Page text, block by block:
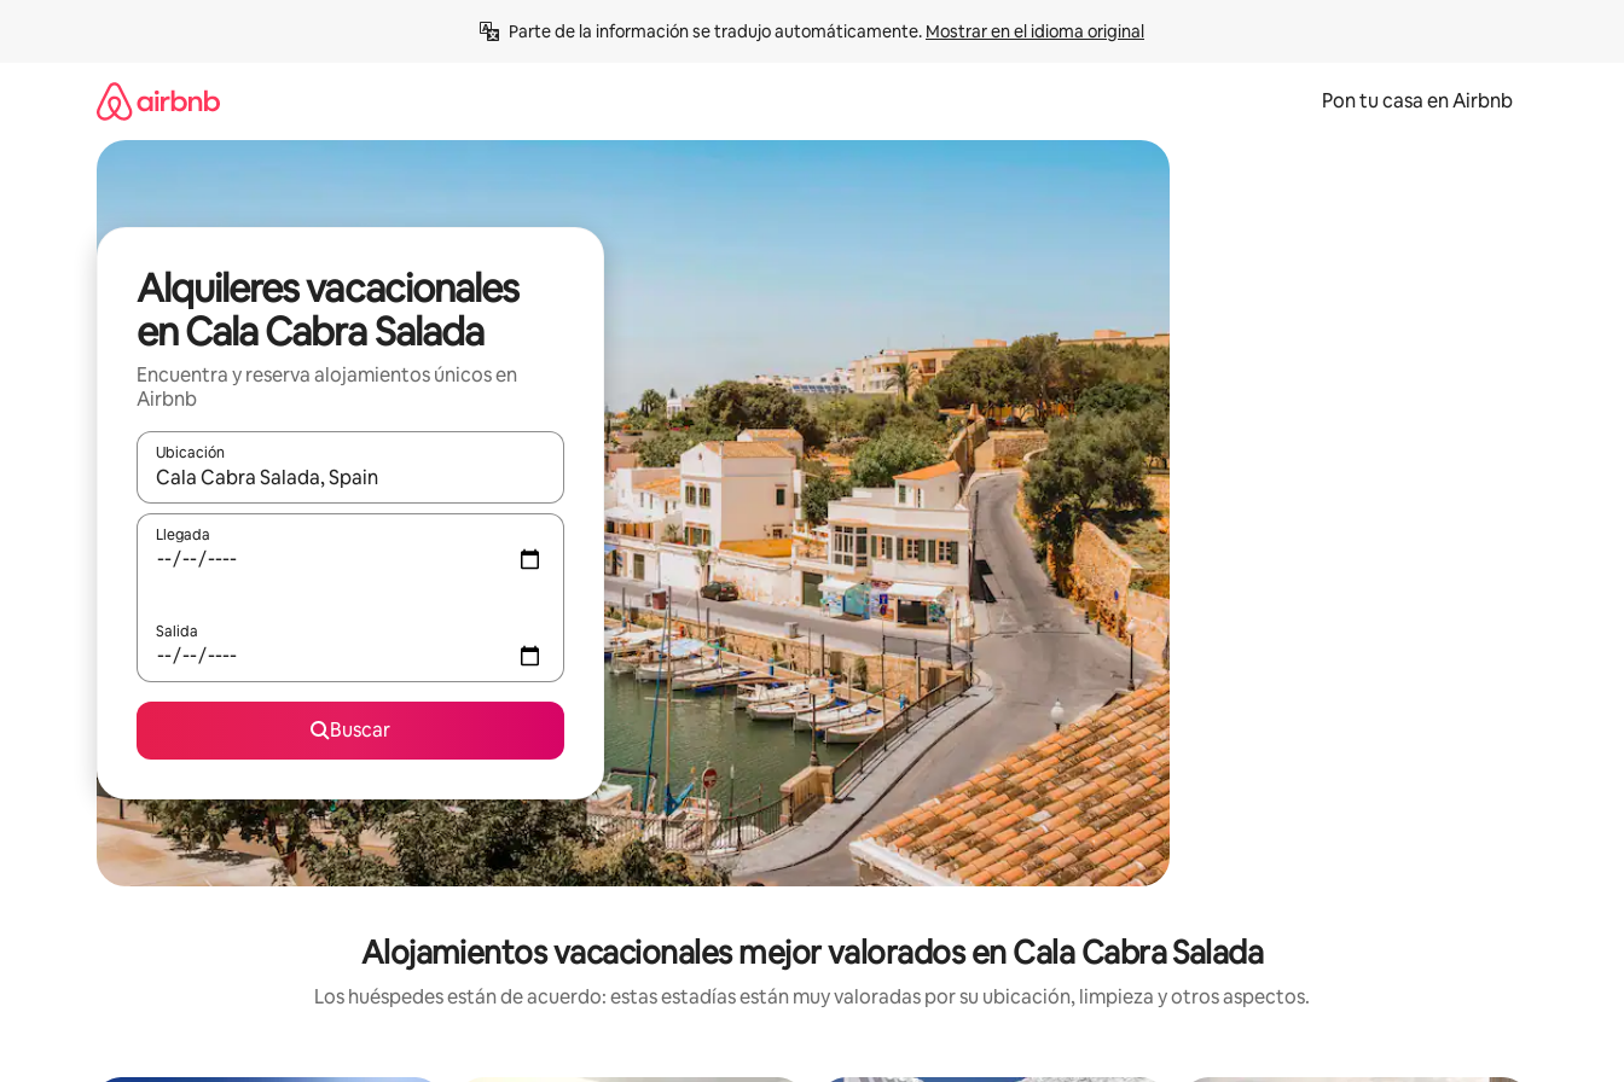
Parte de la información se tradujo automáticamente. Mostrar en el idioma original
Pon tu casa en Airbnb
Alquileres vacacionales
en Cala Cabra Salada
Encuentra y reserva alojamientos únicos en
Airbnb
Ubicación
Cuando los resultados estén disponibles, navega con las teclas de flecha hacia arriba y hacia abajo o explora con el tacto o desliza el dedo.
Llegada
Salida
Buscar
Alojamientos vacacionales mejor valorados en Cala Cabra Salada
Los huéspedes están de acuerdo: estas estadías están muy valoradas por su ubicación, limpieza y otros aspectos.